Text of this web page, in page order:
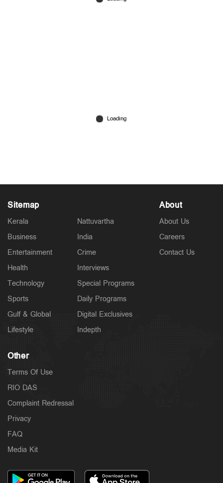
Sitemap
Kerala
Business
Entertainment
Health
Technology
Sports
Gulf & Global
Lifestyle
Nattuvartha
India
Crime
Interviews
Special Programs
Daily Programs
Digital Exclusives
Indepth
About
About Us
Careers
Contact Us
Other
Terms Of Use
RIO DAS
Complaint Redressal
Privacy
FAQ
Media Kit